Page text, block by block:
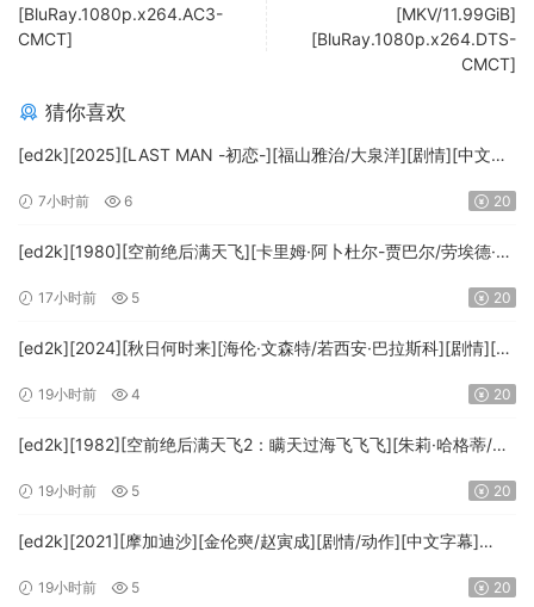
[BluRay.1080p.x264.AC3-
CMCT]
[MKV/11.99GiB]
[BluRay.1080p.x264.DTS-
CMCT]
猜你喜欢
[ed2k][2025][LAST MAN -初恋-][福山雅治/大泉洋][剧情][中文字
7小时前 6 20
[ed2k][1980][空前绝后满天飞][卡里姆·阿卜杜尔-贾巴尔/劳埃德·布
HD.MA5.1.x265.10bit-BeiTai]
17小时前 5 20
[ed2k][2024][秋日何时来][海伦·文森特/若西安·巴拉斯科][剧情][中
FRDS]
19小时前 4 20
[ed2k][1982][空前绝后满天飞2：瞒天过海飞飞飞][朱莉·哈格蒂/罗
[1080p.BluRay.x264.DTS-WiKi]
19小时前 5 20
[ed2k][2021][摩加迪沙][金伦奭/赵寅成][剧情/动作][中文字幕]
19小时前 5 20